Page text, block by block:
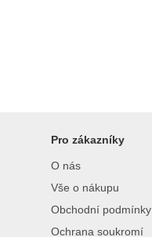
Pro zákazníky
O nás
Vše o nákupu
Obchodní podmínky
Ochrana soukromí